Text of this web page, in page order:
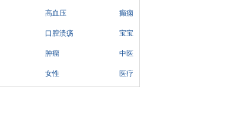
高血压 癫痫
口腔溃疡 宝宝
肿瘤 中医
女性 医疗